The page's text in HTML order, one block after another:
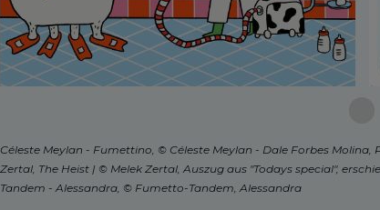
Céleste Meylan - Fumettino, © Céleste Meylan - Dale Forbes Molina,
Zertal, The Heist | © Melek Zertal, Auszug aus "Todays special",
Tandem - Alessandra, © Fumetto-Tandem, Alessandra